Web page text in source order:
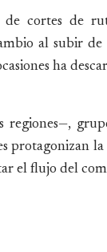
cortes de
al subir
ha
protagonizan
el flujo del